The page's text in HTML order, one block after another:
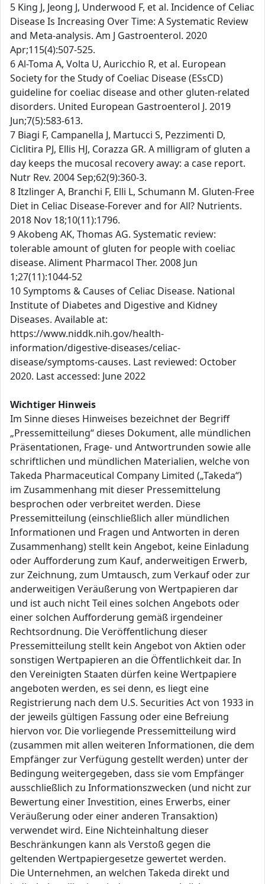
5 King J, Jeong J, Underwood F, et al. Incidence of Celiac
Disease Is Increasing Over Time: A Systematic Review
and Meta-analysis. Am J Gastroenterol. 2020
Apr;115(4):507-525.
6 Al-Toma A, Volta U, Auricchio R, et al. European
Society for the Study of Coeliac Disease (ESsCD)
guideline for coeliac disease and other gluten-related
disorders. United European Gastroenterol J. 2019
Jun;7(5):583-613.
7 Biagi F, Campanella J, Martucci S, Pezzimenti D,
Ciclitira PJ, Ellis HJ, Corazza GR. A milligram of gluten a
day keeps the mucosal recovery away: a case report.
Nutr Rev. 2004 Sep;62(9):360-3.
8 Itzlinger A, Branchi F, Elli L, Schumann M. Gluten-Free
Diet in Celiac Disease-Forever and for All? Nutrients.
2018 Nov 18;10(11):1796.
9 Akobeng AK, Thomas AG. Systematic review:
tolerable amount of gluten for people with coeliac
disease. Aliment Pharmacol Ther. 2008 Jun
1;27(11):1044-52
10 Symptoms & Causes of Celiac Disease. National
Institute of Diabetes and Digestive and Kidney
Diseases. Available at:
https://www.niddk.nih.gov/health-
information/digestive-diseases/celiac-
disease/symptoms-causes. Last reviewed: October
2020. Last accessed: June 2022
Wichtiger Hinweis
Im Sinne dieses Hinweises bezeichnet der Begriff
„Pressemitteilung“ dieses Dokument, alle mündlichen
Präsentationen, Frage- und Antwortrunden sowie alle
schriftlichen und mündlichen Materialien, welche von
Takeda Pharmaceutical Company Limited („Takeda“)
im Zusammenhang mit dieser Pressemittelung
besprochen oder verbreitet werden. Diese
Pressemitteilung (einschließlich aller mündlichen
Informationen und Fragen und Antworten in deren
Zusammenhang) stellt kein Angebot, keine Einladung
oder Aufforderung zum Kauf, anderweitigen Erwerb,
zur Zeichnung, zum Umtausch, zum Verkauf oder zur
anderweitigen Veräußerung von Wertpapieren dar
und ist auch nicht Teil eines solchen Angebots oder
einer solchen Aufforderung gemäß irgendeiner
Rechtsordnung. Die Veröffentlichung dieser
Pressemitteilung stellt kein Angebot von Aktien oder
sonstigen Wertpapieren an die Öffentlichkeit dar. In
den Vereinigten Staaten dürfen keine Wertpapiere
angeboten werden, es sei denn, es liegt eine
Registrierung nach dem U.S. Securities Act von 1933 in
der jeweils gültigen Fassung oder eine Befreiung
hiervon vor. Die vorliegende Pressemitteilung wird
(zusammen mit allen weiteren Informationen, die dem
Empfänger zur Verfügung gestellt werden) unter der
Bedingung weitergegeben, dass sie vom Empfänger
ausschließlich zu Informationszwecken (und nicht zur
Bewertung einer Investition, eines Erwerbs, einer
Veräußerung oder einer anderen Transaktion)
verwendet wird. Eine Nichteinhaltung dieser
Beschränkungen kann als Verstoß gegen die
geltenden Wertpapiergesetze gewertet werden.
Die Unternehmen, an welchen Takeda direkt und